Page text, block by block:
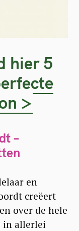
hier 5
>
–
en
creëert
over de hele
in allerlei